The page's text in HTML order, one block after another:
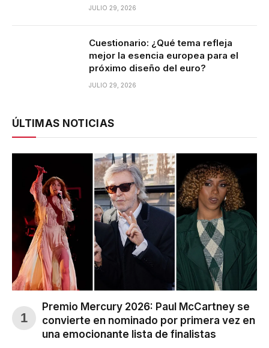
JULIO 29, 2026
Cuestionario: ¿Qué tema refleja
mejor la esencia europea para el
próximo diseño del euro?
JULIO 29, 2026
ÚLTIMAS NOTICIAS
Premio Mercury 2026: Paul McCartney se
convierte en nominado por primera vez en
una emocionante lista de finalistas